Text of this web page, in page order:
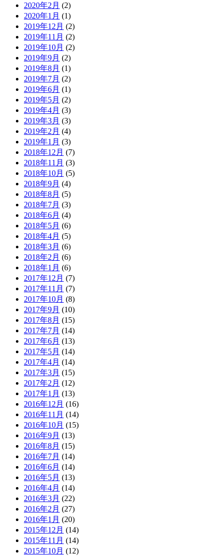
2020年2月 (2)
2020年1月 (1)
2019年12月 (2)
2019年11月 (2)
2019年10月 (2)
2019年9月 (2)
2019年8月 (1)
2019年7月 (2)
2019年6月 (1)
2019年5月 (2)
2019年4月 (3)
2019年3月 (3)
2019年2月 (4)
2019年1月 (3)
2018年12月 (7)
2018年11月 (3)
2018年10月 (5)
2018年9月 (4)
2018年8月 (5)
2018年7月 (3)
2018年6月 (4)
2018年5月 (6)
2018年4月 (5)
2018年3月 (6)
2018年2月 (6)
2018年1月 (6)
2017年12月 (7)
2017年11月 (7)
2017年10月 (8)
2017年9月 (10)
2017年8月 (15)
2017年7月 (14)
2017年6月 (13)
2017年5月 (14)
2017年4月 (14)
2017年3月 (15)
2017年2月 (12)
2017年1月 (13)
2016年12月 (16)
2016年11月 (14)
2016年10月 (15)
2016年9月 (13)
2016年8月 (15)
2016年7月 (14)
2016年6月 (14)
2016年5月 (13)
2016年4月 (14)
2016年3月 (22)
2016年2月 (27)
2016年1月 (20)
2015年12月 (14)
2015年11月 (14)
2015年10月 (12)